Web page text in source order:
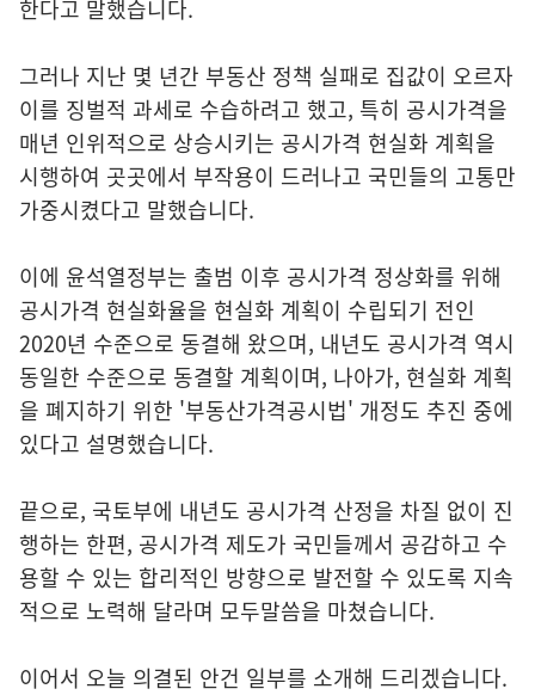
한다고 말했습니다.
그러나 지난 몇 년간 부동산 정책 실패로 집값이 오르자
이를 징벌적 과세로 수습하려고 했고, 특히 공시가격을
매년 인위적으로 상승시키는 공시가격 현실화 계획을
시행하여 곳곳에서 부작용이 드러나고 국민들의 고통만
가중시켰다고 말했습니다.
이에 윤석열정부는 출범 이후 공시가격 정상화를 위해
공시가격 현실화율을 현실화 계획이 수립되기 전인
2020년 수준으로 동결해 왔으며, 내년도 공시가격 역시
동일한 수준으로 동결할 계획이며, 나아가, 현실화 계획
을 폐지하기 위한 '부동산가격공시법' 개정도 추진 중에
있다고 설명했습니다.
끝으로, 국토부에 내년도 공시가격 산정을 차질 없이 진
행하는 한편, 공시가격 제도가 국민들께서 공감하고 수
용할 수 있는 합리적인 방향으로 발전할 수 있도록 지속
적으로 노력해 달라며 모두말씀을 마쳤습니다.
이어서 오늘 의결된 안건 일부를 소개해 드리겠습니다.